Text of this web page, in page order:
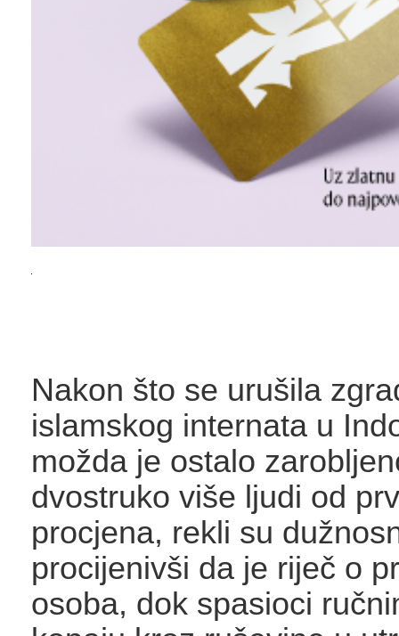
Nakon što se urušila
islamskog internata u
možda je ostalo
dvostruko više ljudi od
procjena, rekli su
procijenivši da je riječ o
osoba, dok spasioci